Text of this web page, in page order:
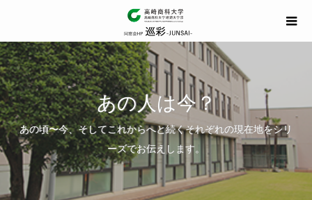
あの人は今？
あの頃〜今、そしてこれからへと続くそれぞれの現在地をシリ
ーズでお伝えします。